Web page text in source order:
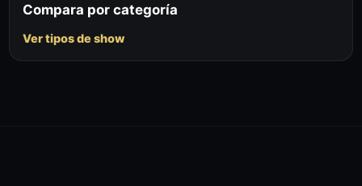
Compara por categoría
Ver tipos de show